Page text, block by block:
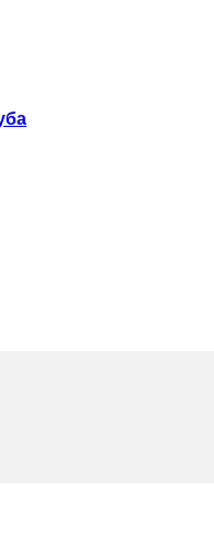
свет и воздух